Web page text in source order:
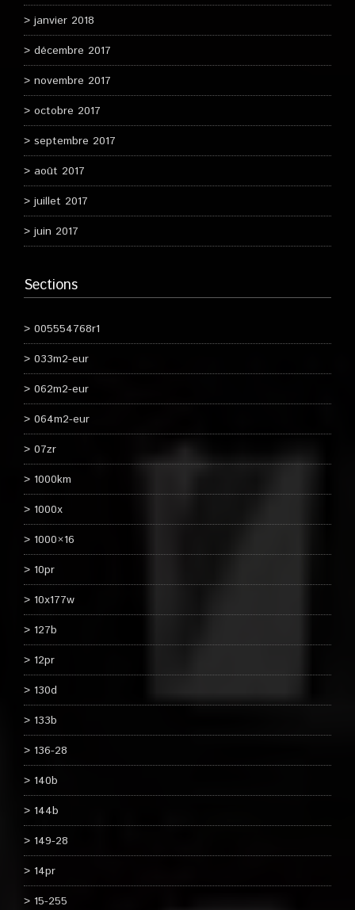
janvier 2018
décembre 2017
novembre 2017
octobre 2017
septembre 2017
août 2017
juillet 2017
juin 2017
Sections
005554768r1
033m2-eur
062m2-eur
064m2-eur
07zr
1000km
1000x
1000×16
10pr
10x177w
127b
12pr
130d
133b
136-28
140b
144b
149-28
14pr
15-255